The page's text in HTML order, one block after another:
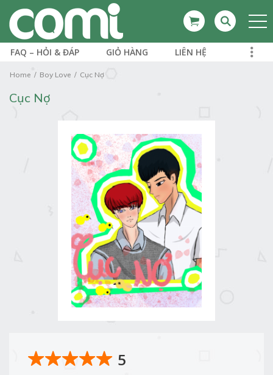
FAQ – HỎI & ĐÁP GIỎ HÀNG LIÊN HỆ
Home Boy Love Cục Nợ
Cục Nợ
5